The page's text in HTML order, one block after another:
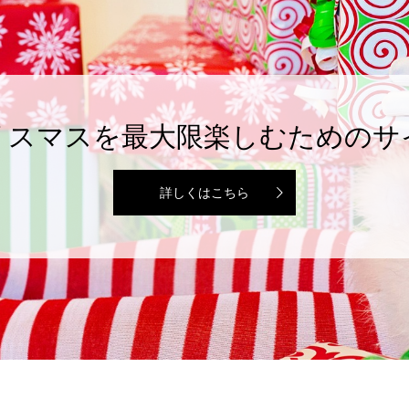
スマスを最大限楽しむためのサ
詳しくはこちら